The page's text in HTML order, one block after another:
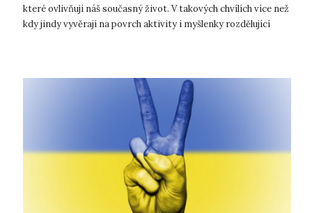
které ovlivňují náš současný život. V takových chvílích více než
kdy jindy vyvěrají na povrch aktivity i myšlenky rozdělující